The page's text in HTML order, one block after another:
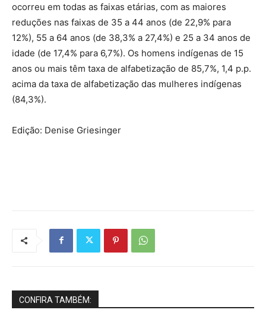
ocorreu em todas as faixas etárias, com as maiores
reduções nas faixas de 35 a 44 anos (de 22,9% para
12%), 55 a 64 anos (de 38,3% a 27,4%) e 25 a 34 anos de
idade (de 17,4% para 6,7%). Os homens indígenas de 15
anos ou mais têm taxa de alfabetização de 85,7%, 1,4 p.p.
acima da taxa de alfabetização das mulheres indígenas
(84,3%).
Edição: Denise Griesinger
CONFIRA TAMBÉM: